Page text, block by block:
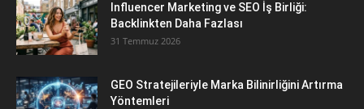
Influencer Marketing ve SEO İş Birliği:
Backlinkten Daha Fazlası
31 Temmuz 2026
GEO Stratejileriyle Marka Bilinirliğini Artırma
Yöntemleri